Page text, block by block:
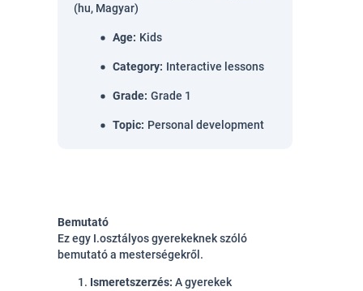
(hu, Magyar)
Age: Kids
Category: Interactive lessons
Grade: Grade 1
Topic: Personal development
Bemutató
Ez egy I.osztályos gyerekeknek szóló
bemutató a mesterségekről.
Ismeretszerzés: A gyerekek